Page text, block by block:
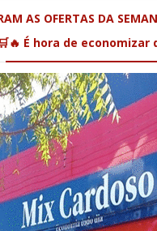
AS OFERTAS DA
🛒🔥 É hora de economizar